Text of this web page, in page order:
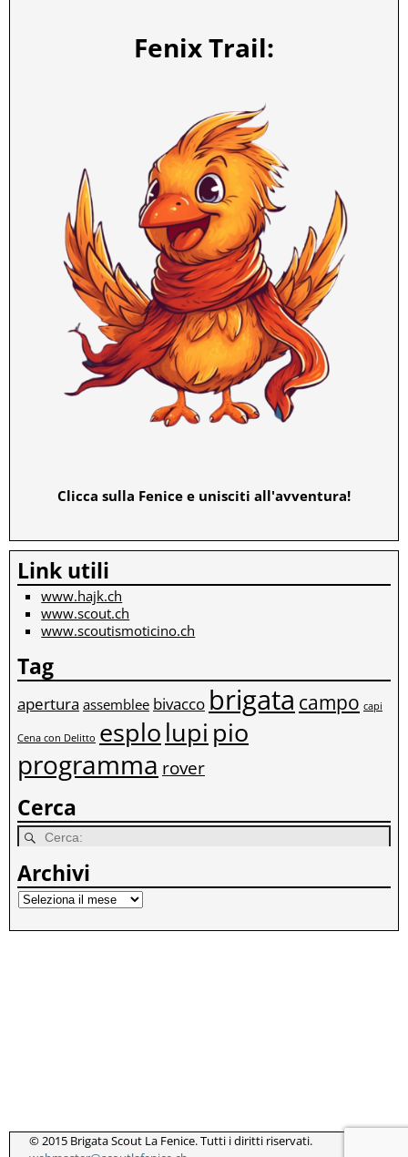
Fenix Trail:
Clicca sulla Fenice e unisciti all'avventura!
Link utili
www.hajk.ch
www.scout.ch
www.scoutismoticino.ch
Tag
apertura assemblee bivacco brigata campo capi
Cena con Delitto esplolupi pio
programma rover
Cerca
Archivi
© 2015 Brigata Scout La Fenice. Tutti i diritti riservati.